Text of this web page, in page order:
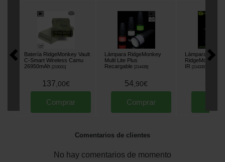
Batería RidgeMonkey Vault
C-Smart Wireless Camu
26950mAh
219331]
137 00€
Comprar
Lámpara RidgeMonkey
Multi Lite Plus
Recargable
214439]
54 90€
Comprar
Lámpara de
RidgeMonkey
IR
214330]
Comentarios de clientes
No hay comentarios de momento